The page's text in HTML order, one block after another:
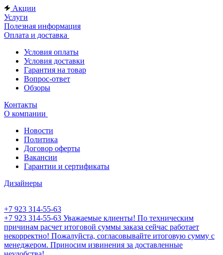
Акции
Услуги
Полезная информация
Оплата и доставка
Условия оплаты
Условия доставки
Гарантия на товар
Вопрос-ответ
Обзоры
Контакты
О компании
Новости
Политика
Договор оферты
Вакансии
Гарантии и сертификаты
Дизайнеры
+7 923 314-55-63
+7 923 314-55-63 Уважаемые клиенты! По техническим
причинам расчет итоговой суммы заказа сейчас работает
некорректно! Пожалуйста, согласовывайте итоговую сумму с
менеджером. Приносим извинения за доставленные